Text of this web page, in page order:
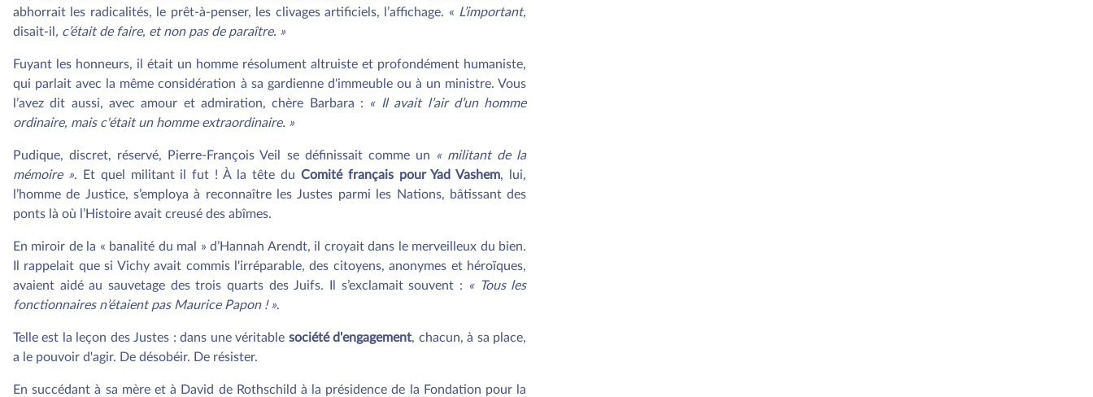
abhorrait les radicalités, le prêt-à-penser, les clivages artificiels, l’affichage. « L’important,
disait-il, c’était de faire, et non pas de paraître. »
Fuyant les honneurs, il était un homme résolument altruiste et profondément humaniste,
qui parlait avec la même considération à sa gardienne d'immeuble ou à un ministre. Vous
l’avez dit aussi, avec amour et admiration, chère Barbara : « Il avait l’air d’un homme
ordinaire, mais c'était un homme extraordinaire. »
Pudique, discret, réservé, Pierre-François Veil se définissait comme un
« militant de la
mémoire ». Et quel militant il fut ! À la tête du Comité français pour Yad Vashem, lui,
l’homme de Justice, s’employa à reconnaître les Justes parmi les Nations, bâtissant des
ponts là où l’Histoire avait creusé des abîmes.
En miroir de la « banalité du mal » d’Hannah Arendt, il croyait dans le merveilleux du bien.
Il rappelait que si Vichy avait commis l'irréparable, des citoyens, anonymes et héroïques,
avaient aidé au sauvetage des trois quarts des Juifs. Il s’exclamait souvent :
« Tous les
fonctionnaires n’étaient pas Maurice Papon ! ».
Telle est la leçon des Justes : dans une véritable société d'engagement, chacun, à sa place,
a le pouvoir d'agir. De désobéir. De résister.
En succédant à sa mère et à David de Rothschild à la présidence de la Fondation pour la